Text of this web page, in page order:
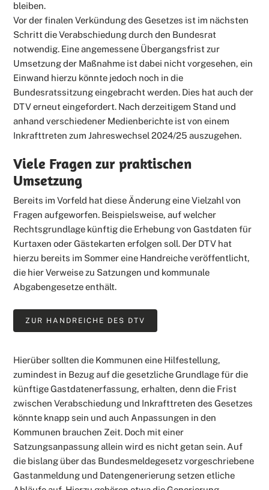
bleiben.
Vor der finalen Verkündung des Gesetzes ist im nächsten
Schritt die Verabschiedung durch den Bundesrat
notwendig. Eine angemessene Übergangsfrist zur
Umsetzung der Maßnahme ist dabei nicht vorgesehen, ein
Einwand hierzu könnte jedoch noch in die
Bundesratssitzung eingebracht werden. Dies hat auch der
DTV erneut eingefordert. Nach derzeitigem Stand und
anhand verschiedener Medienberichte ist von einem
Inkrafttreten zum Jahreswechsel 2024/25 auszugehen.
Viele Fragen zur praktischen
Umsetzung
Bereits im Vorfeld hat diese Änderung eine Vielzahl von
Fragen aufgeworfen. Beispielsweise, auf welcher
Rechtsgrundlage künftig die Erhebung von Gastdaten für
Kurtaxen oder Gästekarten erfolgen soll. Der DTV hat
hierzu bereits im Sommer eine Handreiche veröffentlicht,
die hier Verweise zu Satzungen und kommunale
Abgabengesetze enthält.
ZUR HANDREICHE DES DTV
Hierüber sollten die Kommunen eine Hilfestellung,
zumindest in Bezug auf die gesetzliche Grundlage für die
künftige Gastdatenerfassung, erhalten, denn die Frist
zwischen Verabschiedung und Inkrafttreten des Gesetzes
könnte knapp sein und auch Anpassungen in den
Kommunen brauchen Zeit. Doch mit einer
Satzungsanpassung allein wird es nicht getan sein. Auf
die bislang über das Bundesmeldegesetz vorgeschriebene
Gastanmeldung und Datengenerierung setzen etliche